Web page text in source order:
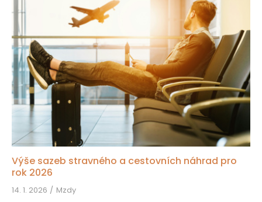
Výše sazeb stravného a cestovních náhrad pro
rok 2026
14. 1. 2026 Mzdy